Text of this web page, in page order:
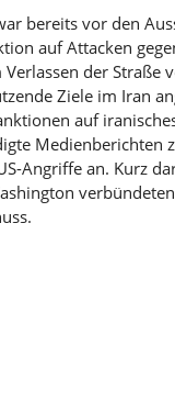
bereits vor den
auf Attacken
Verlassen der Straße
Ziele im Iran
auf
Medienberichten
Angriffe an. Kurz